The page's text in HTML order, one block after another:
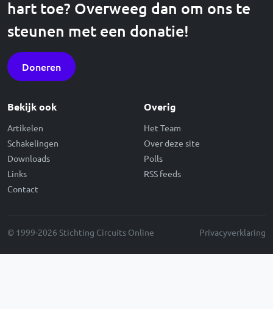
hart toe? Overweeg dan om ons te
steunen met een donatie!
Doneren
Bekijk ook
Artikelen
Schakelingen
Downloads
Links
Contact
Overig
Het Team
Over deze site
Polls
RSS feeds
© 1999-2026 Stichting Circuits Online Privacyverklaring